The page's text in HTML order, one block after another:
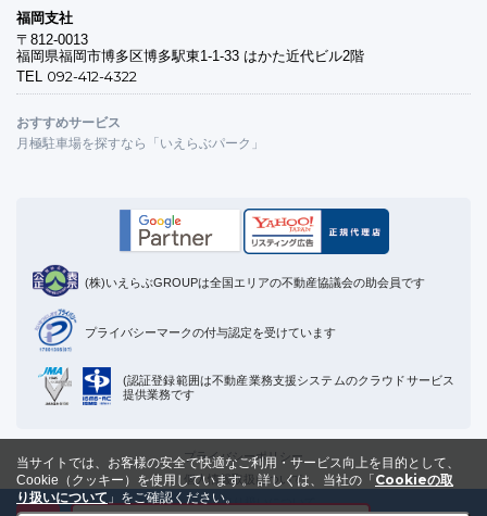
福岡支社
〒812-0013
福岡県福岡市博多区博多駅東1-1-33 はかた近代ビル2階
TEL 092-412-4322
おすすめサービス
月極駐車場を探すなら「いえらぶパーク」
(株)いえらぶGROUPは全国エリアの不動産協議会の助会員です
プライバシーマークの付与認定を受けています
(認証登録範囲は不動産業務支援システムのクラウドサービス
提供業務です
プライバシーポリシー
個人情報取扱について
Cookieの取り扱いについて
当サイトでは、お客様の安全で快適なご利用・サービス向上を目的として、
Cookie（クッキー）を使用しています。 詳しくは、当社の「 Cookieの取
り扱いについて 」をご確認ください。